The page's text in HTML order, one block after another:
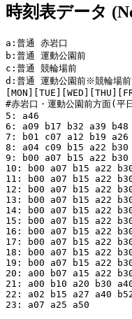
時刻表データ
a:普通 赤岩口
b:普通 運動公園前
c:普通 競輪場前
d:普通 運動公園前※競輪場前
#赤岩口・運動公園前方面(平
5: a46
6: a09 b17 b32 a39 b48
7: b01 c07 a12 b19 a26
8: a04 c09 b15 a22 b30
9: b00 a07 b15 a22 b30
10: b00 a07 b15 a22
11: b00 a07 b15 a22
12: b00 a07 b15 a22
13: b00 a07 b15 a22
14: b00 a07 b15 a22
15: b00 a07 b15 a22
16: b00 a07 b15 a22
17: b00 a07 b15 a22
18: b00 a07 b15 a22
19: b00 a07 b15 a22
20: a00 b07 a15 a22
21: a00 b10 a20 b30
22: a02 b15 a27 a40
23: a07 a25 a50